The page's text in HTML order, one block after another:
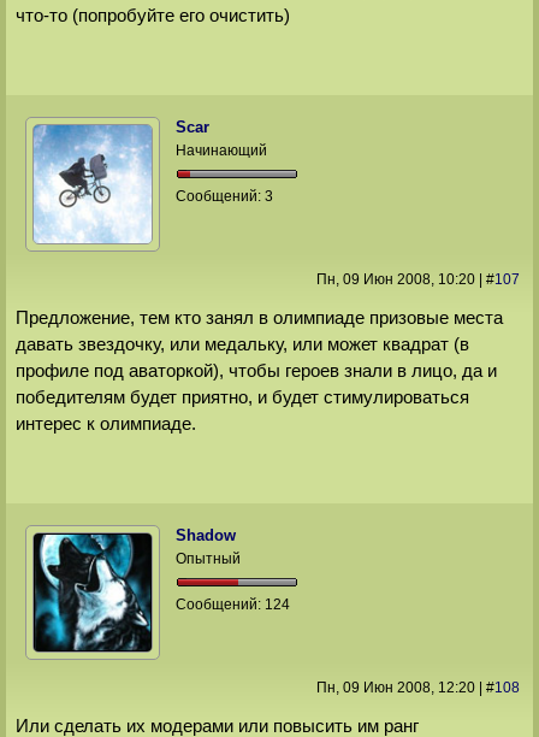
что-то (попробуйте его очистить)
Scar
Начинающий
Сообщений:3
Пн, 09 Июн 2008, 10:20| #107
Предложение, тем кто занял в олимпиаде призовые места
давать звездочку, или медальку, или может квадрат (в
профиле под аваторкой), чтобы героев знали в лицо, да и
победителям будет приятно, и будет стимулироваться
интерес к олимпиаде.
Shadow
Опытный
Сообщений: 124
Пн, 09 Июн 2008, 12:20| #108
Или сделать их модерами или повысить им ранг